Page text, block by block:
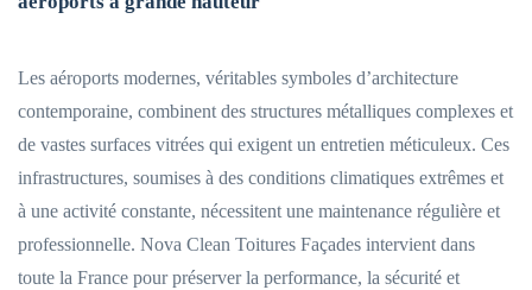
Les aéroports modernes, véritables symboles d’architecture
contemporaine, combinent des structures métalliques complexes et
de vastes surfaces vitrées qui exigent un entretien méticuleux. Ces
infrastructures, soumises à des conditions climatiques extrêmes et
à une activité constante, nécessitent une maintenance régulière et
professionnelle. Nova Clean Toitures Façades intervient dans
toute la France pour préserver la performance, la sécurité et